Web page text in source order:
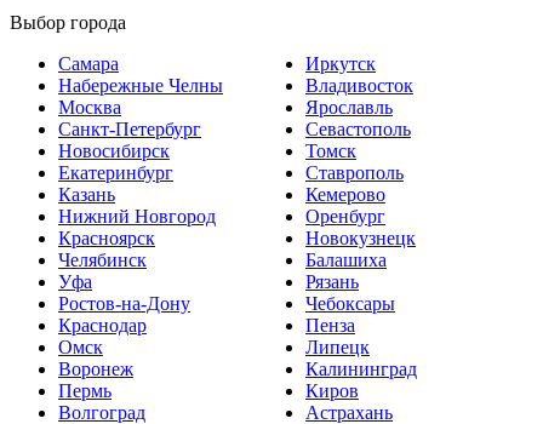
Выбор города
Самара
Набережные Челны
Москва
Санкт-Петербург
Новосибирск
Екатеринбург
Казань
Нижний Новгород
Красноярск
Челябинск
Уфа
Ростов-на-Дону
Краснодар
Омск
Воронеж
Пермь
Волгоград
Иркутск
Владивосток
Ярославль
Севастополь
Томск
Ставрополь
Кемерово
Оренбург
Новокузнецк
Балашиха
Рязань
Чебоксары
Пенза
Липецк
Калининград
Киров
Астрахань